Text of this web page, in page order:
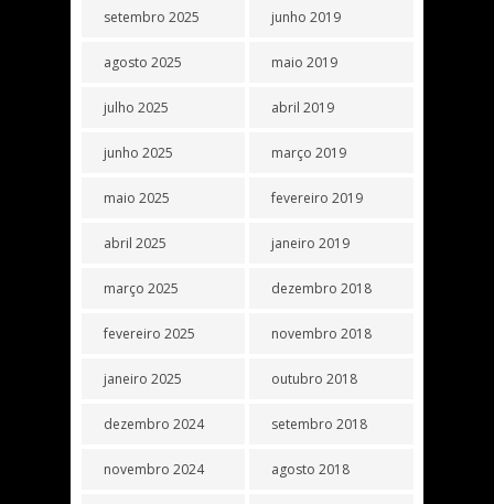
setembro 2025
agosto 2025
julho 2025
junho 2025
maio 2025
abril 2025
março 2025
fevereiro 2025
janeiro 2025
dezembro 2024
novembro 2024
junho 2019
maio 2019
abril 2019
março 2019
fevereiro 2019
janeiro 2019
dezembro 2018
novembro 2018
outubro 2018
setembro 2018
agosto 2018